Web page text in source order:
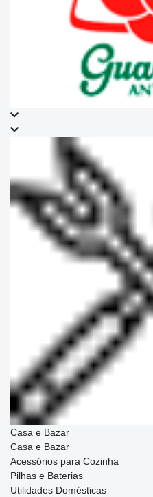
Casa e Bazar
Casa e Bazar
Acessórios para Cozinha
Pilhas e Baterias
Utilidades Domésticas